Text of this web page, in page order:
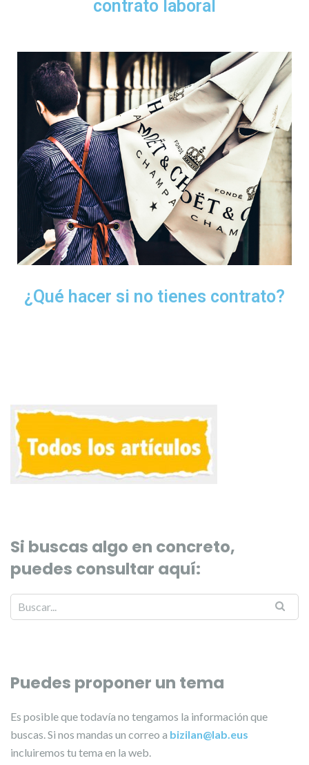
contrato laboral
¿Qué hacer si no tienes contrato?
Si buscas algo en concreto,
puedes consultar aquí:
Puedes proponer un tema
Es posible que todavía no tengamos la información que
buscas. Si nos mandas un correo a bizilan@lab.eus
incluiremos tu tema en la web.